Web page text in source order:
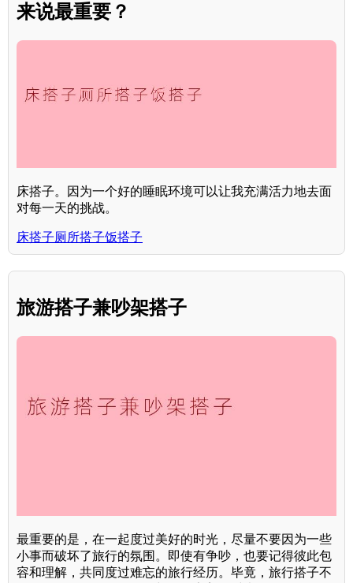
来说最重要？
床搭子。因为一个好的睡眠环境可以让我充满活力地去面
对每一天的挑战。
床搭子厕所搭子饭搭子
旅游搭子兼吵架搭子
最重要的是，在一起度过美好的时光，尽量不要因为一些
小事而破坏了旅行的氛围。即使有争吵，也要记得彼此包
容和理解，共同度过难忘的旅行经历。毕竟，旅行搭子不